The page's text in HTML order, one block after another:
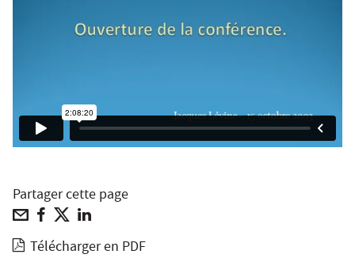
Partager cette page
Télécharger en PDF